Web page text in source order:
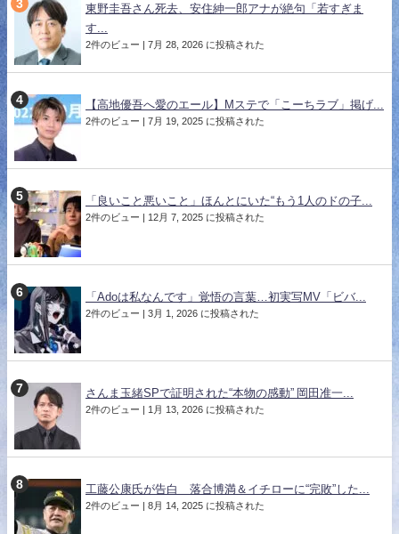
東野圭吾さん死去、安住紳一郎アナが絶句「若すぎま
す...
2件のビュー | 7月 28, 2026 に投稿された
【高地優吾へ愛のエール】Mステで「こーちラブ」掲げ...
2件のビュー | 7月 19, 2025 に投稿された
「良いこと悪いこと」ほんとにいた“もう1人のドの子...
2件のビュー | 12月 7, 2025 に投稿された
「Adoは私なんです」覚悟の言葉…初実写MV「ビバ...
2件のビュー | 3月 1, 2026 に投稿された
さんま玉緒SPで証明された“本物の感動” 岡田准一...
2件のビュー | 1月 13, 2026 に投稿された
工藤公康氏が告白 落合博満＆イチローに“完敗”した...
2件のビュー | 8月 14, 2025 に投稿された